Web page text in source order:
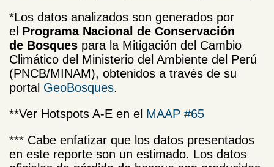
*Los datos analizados son generados por
el Programa Nacional de Conservación
de Bosques para la Mitigación del Cambio
Climático del Ministerio del Ambiente del Perú
(PNCB/MINAM), obtenidos a través de su
portal GeoBosques.
**Ver Hotspots A-E en el MAAP #65
*** Cabe enfatizar que los datos presentados
en este reporte son un estimado. Los datos